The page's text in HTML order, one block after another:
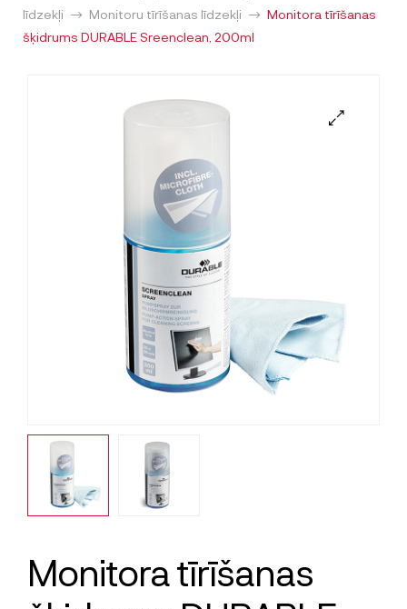
līdzekļi
Monitoru tīrīšanas līdzekļi
Monitora tīrīšanas
šķidrums DURABLE Sreenclean, 200ml
Monitora tīrīšanas